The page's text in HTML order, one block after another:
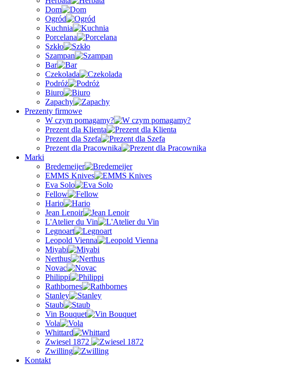
Dom
Ogród
Kuchnia
Porcelana
Szkło
Szampan
Bar
Czekolada
Podróż
Biuro
Zapachy
Prezenty firmowe
W czym pomagamy?
Prezent dla Klienta
Prezent dla Szefa
Prezent dla Pracownika
Marki
Bredemeijer
EMMS Knives
Eva Solo
Fellow
Hario
Jean Lenoir
L'Atelier du Vin
Legnoart
Leopold Vienna
Miyabi
Nerthus
Novac
Philippi
Rathbornes
Stanley
Staub
Vin Bouquet
Vola
Whittard
Zwiesel 1872
Zwilling
Kontakt